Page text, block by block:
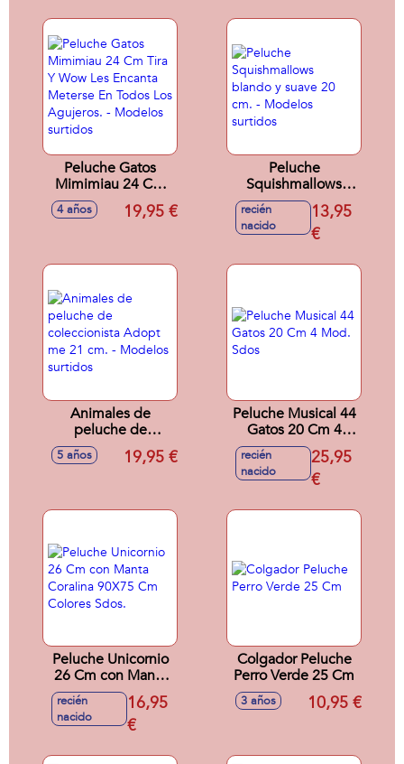
Peluche Gatos
Mimimiau 24 Cm
Tira Y Wow Les
Encanta Meterse En
Modelos surtidos
4 años 19,95 €
Peluche
Squishmallows
blando y suave 20
cm. - Modelos
surtidos
recién
nacido
13,95
€
Animales de
peluche de
coleccionista
Adopt me 21 cm. -
5 años 19,95 €
Peluche Musical 44
Gatos 20 Cm 4
Mod. Sdos
recién
nacido
25,95
€
Peluche Unicornio
26 Cm con Manta
Coralina 90X75 Cm
Colores Sdos.
recién
nacido
16,95
€
Colgador Peluche
Perro Verde 25 Cm
3 años 10,95 €